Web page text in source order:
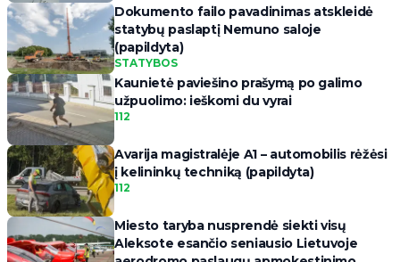
Dokumento failo pavadinimas atskleidė
statybų paslaptį Nemuno saloje
(papildyta)
STATYBOS
Kaunietė paviešino prašymą po galimo
užpuolimo: ieškomi du vyrai
112
Avarija magistralėje A1 – automobilis rėžėsi
į kelininkų techniką (papildyta)
112
Miesto taryba nusprendė siekti visų
Aleksote esančio seniausio Lietuvoje